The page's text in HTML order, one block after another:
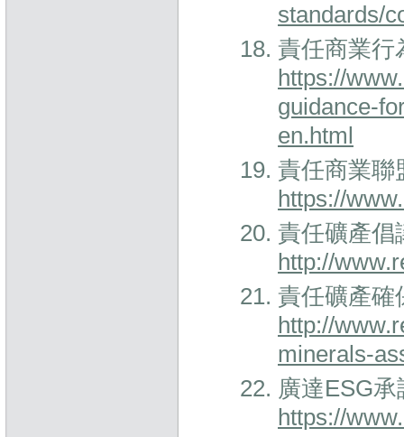
standards/
責任商業行
https://
guidance-
en.html
責任商業聯
https://
責任礦產倡
http://
責任礦產確
http://
minerals-
廣達ESG
https://